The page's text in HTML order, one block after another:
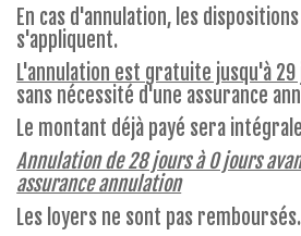
En cas d'annulation, les
s'appliquent.
L'annulation est gratuite jusqu'à
sans nécessité d'une assurance
Le montant déjà payé sera
Annulation de 28 jours à 0 jours
assurance annulation
Les loyers ne sont pas remboursés.